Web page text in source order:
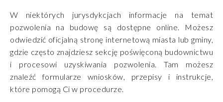
W niektórych jurysdykcjach informacje na temat
pozwolenia na budowę są dostępne online. Możesz
odwiedzić oficjalną stronę internetową miasta lub gminy,
gdzie często znajdziesz sekcję poświęconą budownictwu
i procesowi uzyskiwania pozwolenia. Tam możesz
znaleźć formularze wniosków, przepisy i instrukcje,
które pomogą Ci w procedurze.